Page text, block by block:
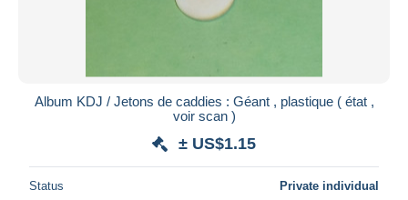
Album KDJ / Jetons de caddies : Géant , plastique ( état ,
voir scan )
± US$1.15
Status Private individual